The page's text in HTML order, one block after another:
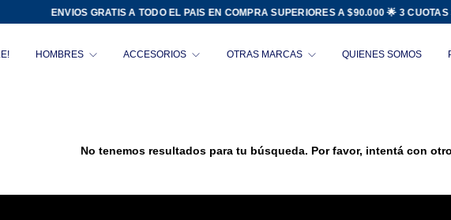
ENVIOS GRATIS A TODO EL PAIS EN COMPRA SUPERIORES A $90.000 🌟 3 CUOTAS
HOMBRES ACCESORIOS OTRAS MARCAS QUIENES SOMOS
No tenemos resultados para tu búsqueda. Por favor, intentá con